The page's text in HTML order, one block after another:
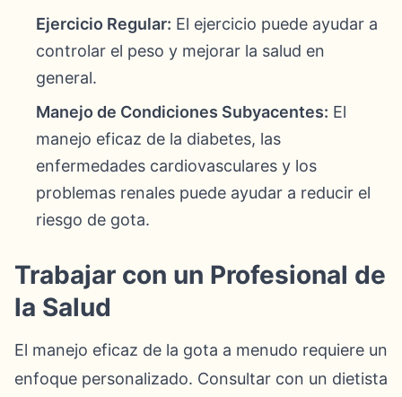
Ejercicio Regular: El ejercicio puede ayudar a
controlar el peso y mejorar la salud en
general.
Manejo de Condiciones Subyacentes: El
manejo eficaz de la diabetes, las
enfermedades cardiovasculares y los
problemas renales puede ayudar a reducir el
riesgo de gota.
Trabajar con un Profesional de
la Salud
El manejo eficaz de la gota a menudo requiere un
enfoque personalizado. Consultar con un dietista